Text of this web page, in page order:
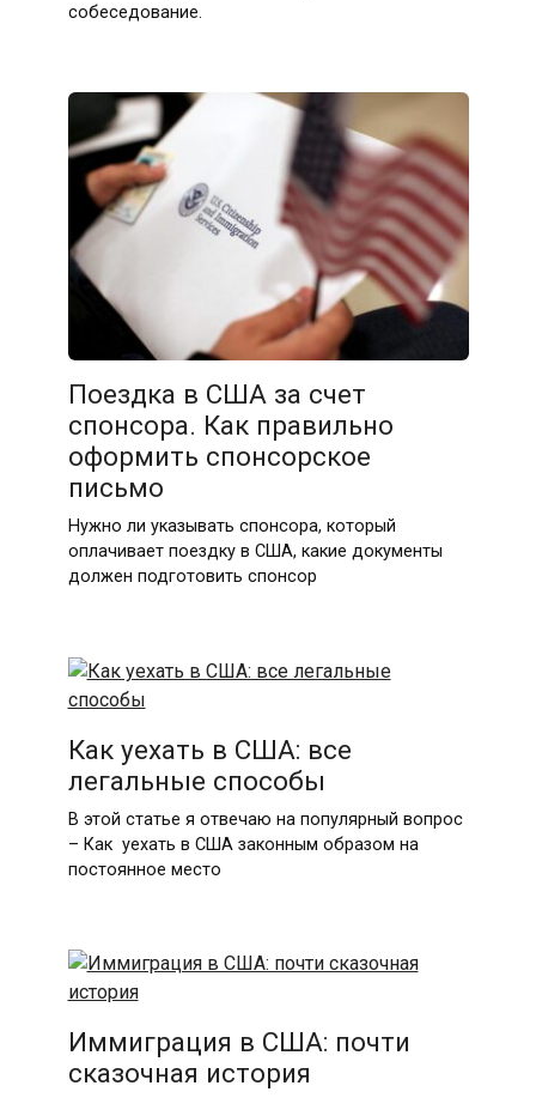
собеседование.
Поездка в США за счет
спонсора. Как правильно
оформить спонсорское
письмо
Нужно ли указывать спонсора, который
оплачивает поездку в США, какие документы
должен подготовить спонсор
Как уехать в США: все
легальные способы
В этой статье я отвечаю на популярный вопрос
– Как уехать в США законным образом на
постоянное место
Иммиграция в США: почти
сказочная история